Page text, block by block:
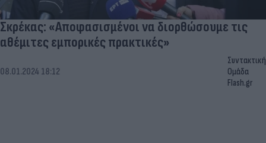
Σκρέκας: «Αποφασισμένοι να διορθώσουμε τις
αθέμιτες εμπορικές πρακτικές»
08.01.2024 18:12
Συντακτική
Ομάδα
Flash.gr